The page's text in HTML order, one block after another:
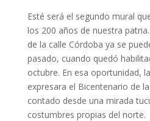
Esté será el segundo mural
los 200 años de nuestra
de la calle Córdoba ya se
pasado, cuando quedó
octubre. En esa oportunidad,
expresara el Bicentenario de
contado desde una mirada
costumbres propias del norte.